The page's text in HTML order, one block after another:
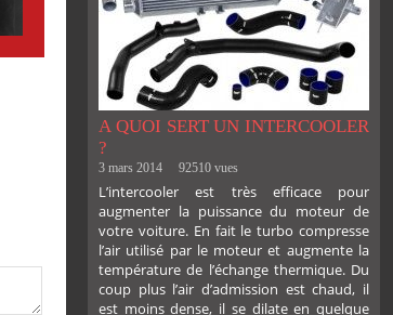
A QUOI SERT UN INTERCOOLER
?
3 mars 2014 92510 vues
L’intercooler est très efficace pour
augmenter la puissance du moteur de
votre voiture. En fait le turbo compresse
l’air utilisé par le moteur et augmente la
température de l’échange thermique. Du
coup plus l’air d’admission est chaud, il
est moins dense, il se dilate en quelque